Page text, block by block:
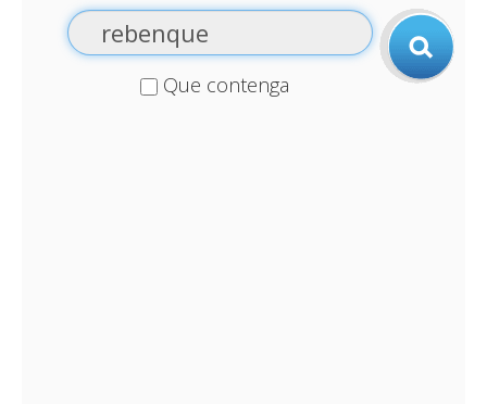
Que contenga